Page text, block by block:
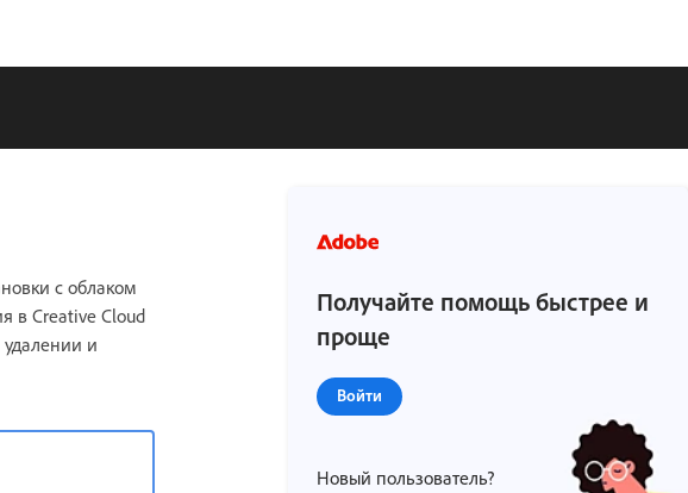
с облаком
в Creative Cloud
и
Получайте помощь быстрее и
проще
Войти
Новый пользователь?